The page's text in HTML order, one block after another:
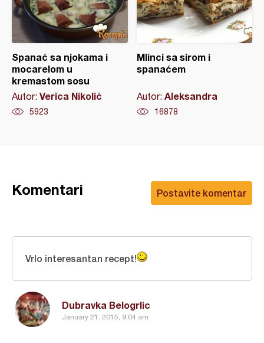
Spanać sa njokama i
mocarelom u
kremastom sosu
Autor: Verica Nikolić
5923
Mlinci sa sirom i
spanaćem
Autor: Aleksandra
16878
Postavite komentar
Komentari
Dubravka Belogrlic
January 21, 2015, 9:04 am
Vrlo interesantan recept!